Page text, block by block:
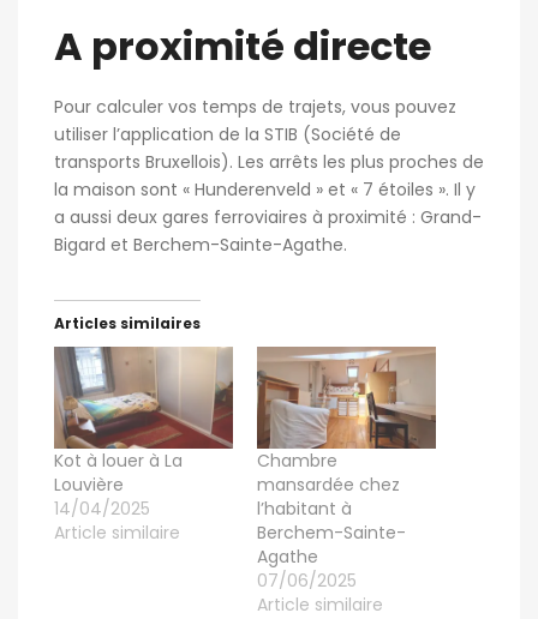
A proximité directe
Pour calculer vos temps de trajets, vous pouvez
utiliser l’application de la STIB (Société de
transports Bruxellois). Les arrêts les plus proches de
la maison sont « Hunderenveld » et « 7 étoiles ». Il y
a aussi deux gares ferroviaires à proximité : Grand-
Bigard et Berchem-Sainte-Agathe.
Articles similaires
Kot à louer à La
Louvière
14/04/2025
Article similaire
Chambre
mansardée chez
l’habitant à
Berchem-Sainte-
Agathe
07/06/2025
Article similaire